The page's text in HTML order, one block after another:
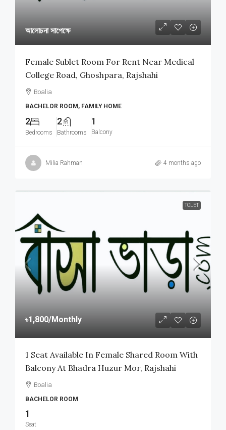
আলোচনা সাপেক্ষে
Female Sublet Room For Rent Near Medical
College Road, Ghoshpara, Rajshahi
Boalia
BACHELOR ROOM, FAMILY HOME
2
Bedrooms
2
Bathrooms
1
Balcony
Milia Rahman 4 months ago
TOLET
৳1,800/Monthly
1 Seat Available In Female Shared Room With
Balcony At Bhadra Huzur Mor, Rajshahi
Boalia
BACHELOR ROOM
1
Seat